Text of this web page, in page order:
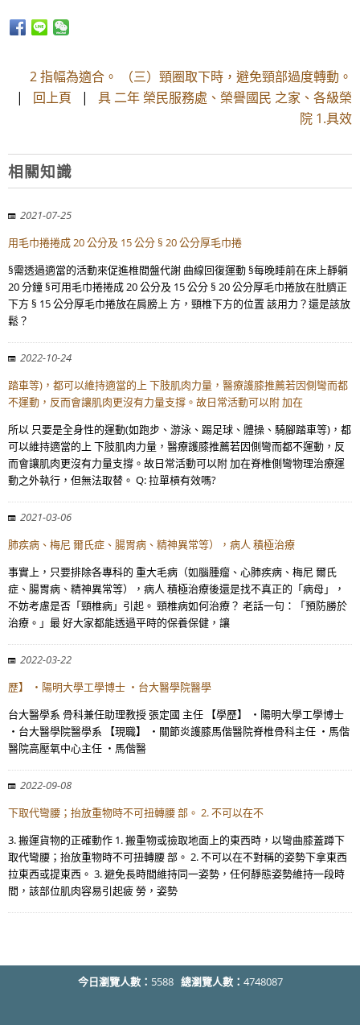
2 指幅為適合。 （三）頸圈取下時，避免頸部過度轉動。
| 回上頁 | 具 二年 榮民服務處、榮譽國民 之家、各級榮
院 1.具效
相關知識
2021-07-25
用毛巾捲捲成 20 公分及 15 公分 § 20 公分厚毛巾捲
§需透過適當的活動來促進椎間盤代謝 曲線回復運動 §每晚睡前在床上靜躺
20 分鐘 §可用毛巾捲捲成 20 公分及 15 公分 § 20 公分厚毛巾捲放在肚臍正
下方 § 15 公分厚毛巾捲放在肩膀上 方，頸椎下方的位置 該用力？還是該放
鬆？
2022-10-24
踏車等)，都可以維持適當的上 下肢肌肉力量，醫療護膝推薦若因側彎而都
不運動，反而會讓肌肉更沒有力量支撐。故日常活動可以附 加在
所以 只要是全身性的運動(如跑步、游泳、踢足球、體操、騎腳踏車等)，都
可以維持適當的上 下肢肌肉力量，醫療護膝推薦若因側彎而都不運動，反
而會讓肌肉更沒有力量支撐。故日常活動可以附 加在脊椎側彎物理治療運
動之外執行，但無法取替。 Q: 拉單槓有效嗎?
2021-03-06
肺疾病、梅尼 爾氏症、腸胃病、精神異常等），病人 積極治療
事實上，只要排除各專科的 重大毛病（如腦腫瘤、心肺疾病、梅尼 爾氏
症、腸胃病、精神異常等），病人 積極治療後還是找不真正的「病母」，
不妨考慮是否「頸椎病」引起。 頸椎病如何治療？ 老話一句：「預防勝於
治療。」最 好大家都能透過平時的保養保健，讓
2022-03-22
歷】 ・陽明大學工學博士 ・台大醫學院醫學
台大醫學系 骨科兼任助理教授 張定國 主任 【學歷】 ・陽明大學工學博士
・台大醫學院醫學系 【現職】 ・關節炎護膝馬偕醫院脊椎骨科主任 ・馬偕
醫院高壓氧中心主任 ・馬偕醫
2022-09-08
下取代彎腰；抬放重物時不可扭轉腰 部。 2. 不可以在不
3. 搬運貨物的正確動作 1. 搬重物或撿取地面上的東西時，以彎曲膝蓋蹲下
取代彎腰；抬放重物時不可扭轉腰 部。 2. 不可以在不對稱的姿勢下拿東西
拉東西或提東西。 3. 避免長時間維持同一姿勢，任何靜態姿勢維持一段時
間，該部位肌肉容易引起疲 勞，姿勢
今日瀏覽人數： 5588 總瀏覽人數： 4748087